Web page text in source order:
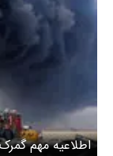
اطلاعیه مهم